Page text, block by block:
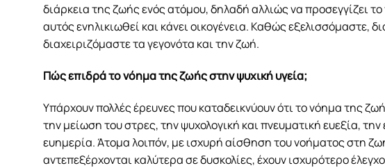
διάρκεια της ζωής ενός ατόμου, δηλαδή αλλιώς να προσεγγίζει
αυτός ενηλικιωθεί και κάνει οικογένεια. Καθώς εξελισσόμαστε,
διαχειριζόμαστε τα γεγονότα και την ζωή.
Πώς επιδρά το νόημα της ζωής στην ψυχική υγεία;
Υπάρχουν πολλές έρευνες που καταδεικνύουν ότι το νόημα της
την μείωση του στρες, την ψυχολογική και πνευματική ευεξία,
ευημερία. Άτομα λοιπόν, με ισχυρή αίσθηση του νοήματος στη ζωή
αντεπεξέρχονται καλύτερα σε δυσκολίες, έχουν ισχυρότερο